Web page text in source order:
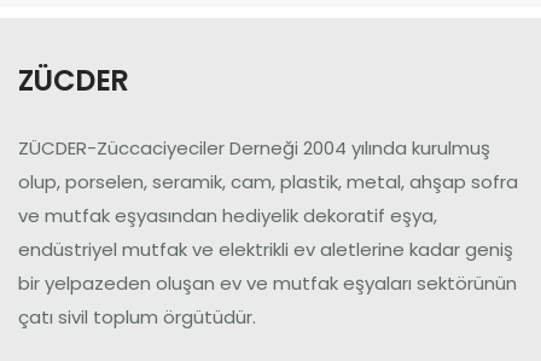
ZÜCDER
ZÜCDER-Züccaciyeciler Derneği 2004 yılında kurulmuş
olup, porselen, seramik, cam, plastik, metal, ahşap sofra
ve mutfak eşyasından hediyelik dekoratif eşya,
endüstriyel mutfak ve elektrikli ev aletlerine kadar geniş
bir yelpazeden oluşan ev ve mutfak eşyaları sektörünün
çatı sivil toplum örgütüdür.